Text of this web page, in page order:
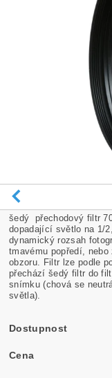
šedý přechodový filtr
dopadající světlo na 1/
dynamický rozsah
tmavému popředí,
obzoru. Filtr lze podle
přechází šedý filtr do
snímku (chová se
světla).
Dostupnost
Cena